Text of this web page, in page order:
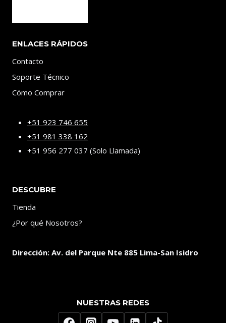
ENLACES RÁPIDOS
Contacto
Soporte Técnico
Cómo Comprar
+51 923 746 655
+51 981 338 162
+51 956 277 037 (Solo Llamada)
DESCUBRE
Tienda
¿Por qué Nosotros?
Dirección: Av. del Parque Nte 885 Lima-San Isidro
NUESTRAS REDES